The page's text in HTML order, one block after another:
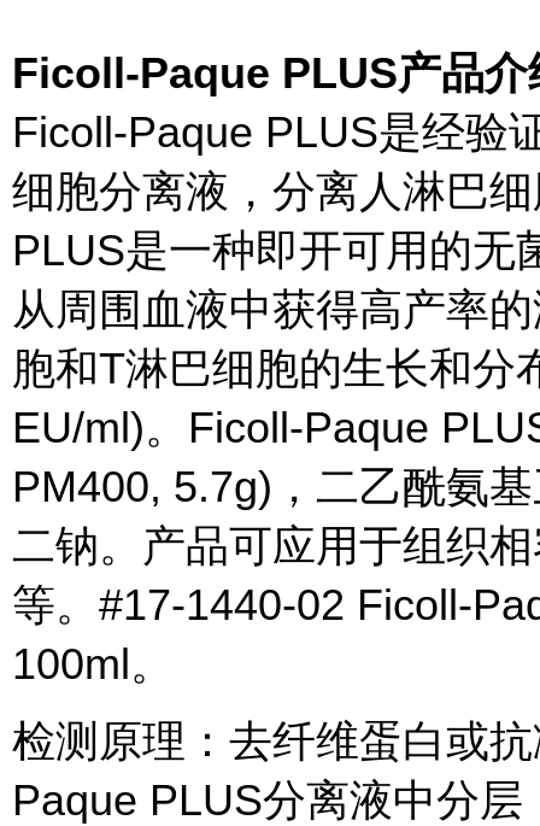
Ficoll-Paque PLUS产品介
Ficoll-Paque PLUS是经验
细胞分离液，分离人淋巴
PLUS是一种即开可用的无
从周围血液中获得高产率
胞和T淋巴细胞的生长和分
EU/ml)。Ficoll-Paque
PM400, 5.7g)，二乙酰氨
二钠。产品可应用于组织
等。#17-1440-02 Ficoll-
100ml。
检测原理：去纤维蛋白或
Paque PLUS分离液中分